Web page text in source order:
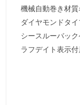
機械自動巻き材
ダイヤモンドタ
シースルーバッ
ラフデイト表示